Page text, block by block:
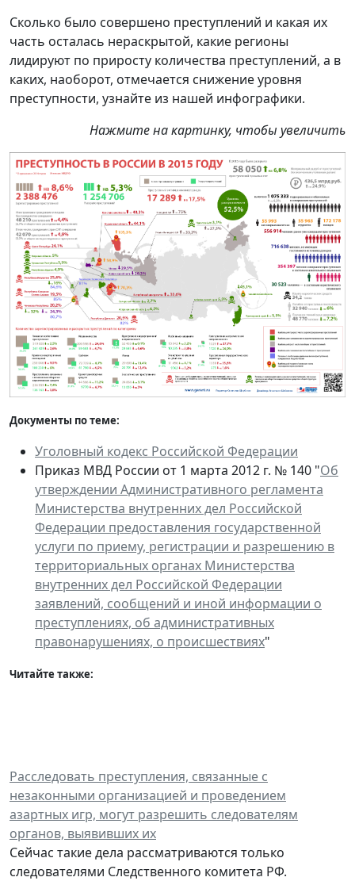
Сколько было совершено преступлений и какая их
часть осталась нераскрытой, какие регионы
лидируют по приросту количества преступлений, а в
каких, наоборот, отмечается снижение уровня
преступности, узнайте из нашей инфографики.
Нажмите на картинку, чтобы увеличить
Документы по теме:
Уголовный кодекс Российской Федерации
Приказ МВД России от 1 марта 2012 г. № 140 "Об
утверждении Административного регламента
Министерства внутренних дел Российской
Федерации предоставления государственной
услуги по приему, регистрации и разрешению в
территориальных органах Министерства
внутренних дел Российской Федерации
заявлений, сообщений и иной информации о
преступлениях, об административных
правонарушениях, о происшествиях"
Читайте также:
Расследовать преступления, связанные с
незаконными организацией и проведением
азартных игр, могут разрешить следователям
органов, выявивших их
Сейчас такие дела рассматриваются только
следователями Следственного комитета РФ.